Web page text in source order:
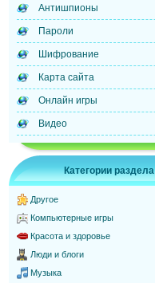
Антишпионы
Пароли
Шифрование
Карта сайта
Онлайн игры
Видео
Категории раздела
Другое
Компьютерные игры
Красота и здоровье
Люди и блоги
Музыка